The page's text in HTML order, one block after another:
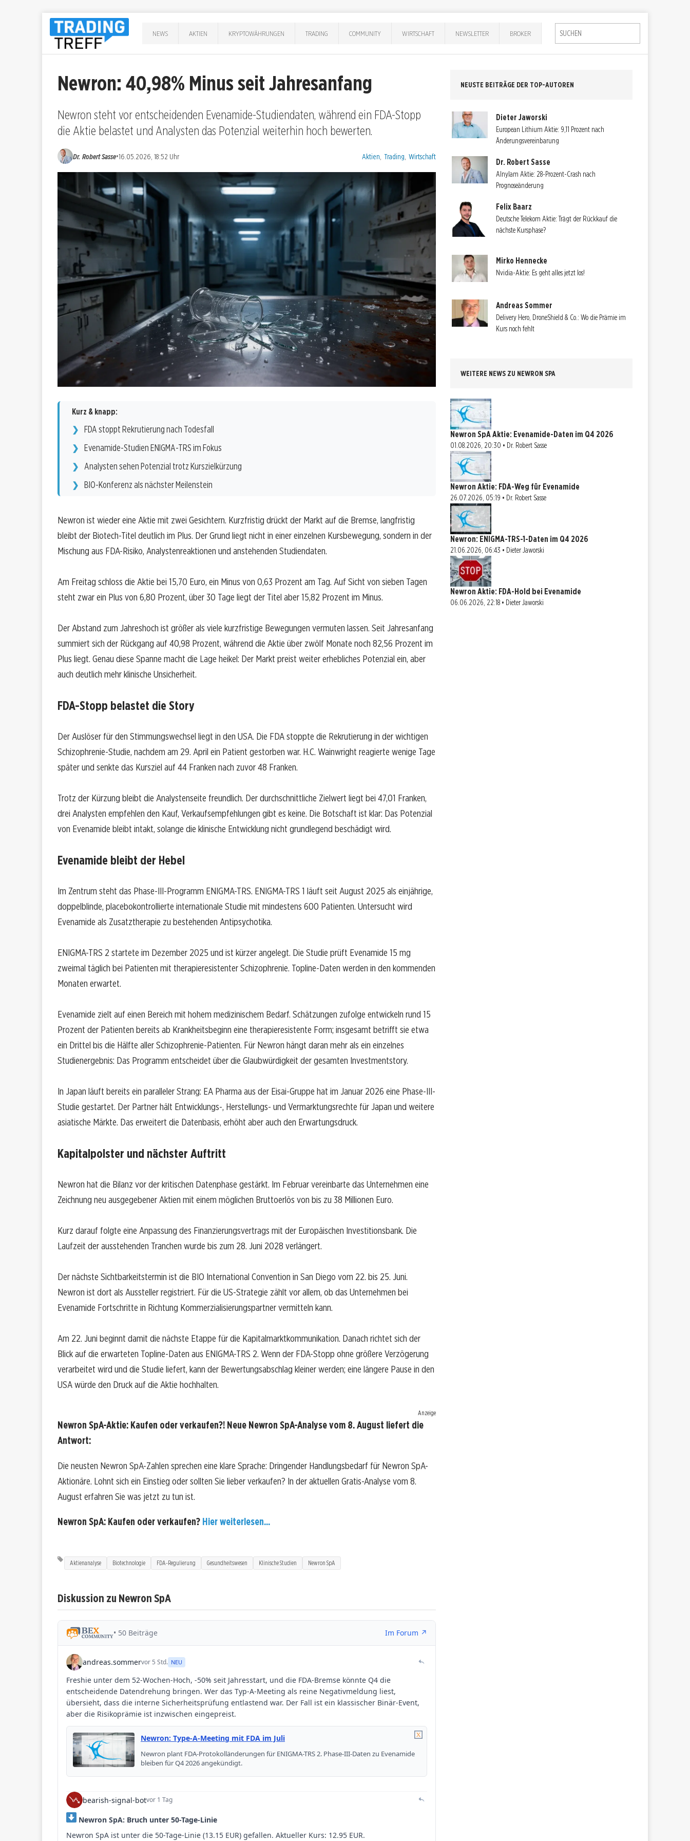
NEWS AKTIEN KRYPTOWÄHRUNGEN TRADING COMMUNITY WIRTSCHAFT NEWSLETTER BROKER
Newron: 40,98% Minus seit Jahresanfang
Newron steht vor entscheidenden Evenamide-Studiendaten, während ein FDA-Stopp
die Aktie belastet und Analysten das Potenzial weiterhin hoch bewerten.
Dr. Robert Sasse•16.05.2026, 18:52 Uhr Kategorien:
Aktien Trading Wirtschaft
Kurz & knapp:
FDA stoppt Rekrutierung nach Todesfall
Evenamide-Studien ENIGMA-TRS im Fokus
Analysten sehen Potenzial trotz Kurszielkürzung
BIO-Konferenz als nächster Meilenstein
Newron ist wieder eine Aktie mit zwei Gesichtern. Kurzfristig drückt der Markt auf die Bremse, langfristig
bleibt der Biotech-Titel deutlich im Plus. Der Grund liegt nicht in einer einzelnen Kursbewegung, sondern in der
Mischung aus FDA-Risiko, Analystenreaktionen und anstehenden Studiendaten.
Am Freitag schloss die Aktie bei 15,70 Euro, ein Minus von 0,63 Prozent am Tag. Auf Sicht von sieben Tagen
steht zwar ein Plus von 6,80 Prozent, über 30 Tage liegt der Titel aber 15,82 Prozent im Minus.
Der Abstand zum Jahreshoch ist größer als viele kurzfristige Bewegungen vermuten lassen. Seit Jahresanfang
summiert sich der Rückgang auf 40,98 Prozent, während die Aktie über zwölf Monate noch 82,56 Prozent im
Plus liegt. Genau diese Spanne macht die Lage heikel: Der Markt preist weiter erhebliches Potenzial ein, aber
auch deutlich mehr klinische Unsicherheit.
FDA-Stopp belastet die Story
Der Auslöser für den Stimmungswechsel liegt in den USA. Die FDA stoppte die Rekrutierung in der wichtigen
Schizophrenie-Studie, nachdem am 29. April ein Patient gestorben war. H.C. Wainwright reagierte wenige Tage
später und senkte das Kursziel auf 44 Franken nach zuvor 48 Franken.
Trotz der Kürzung bleibt die Analystenseite freundlich. Der durchschnittliche Zielwert liegt bei 47,01 Franken,
drei Analysten empfehlen den Kauf, Verkaufsempfehlungen gibt es keine. Die Botschaft ist klar: Das Potenzial
von Evenamide bleibt intakt, solange die klinische Entwicklung nicht grundlegend beschädigt wird.
Evenamide bleibt der Hebel
Im Zentrum steht das Phase-III-Programm ENIGMA-TRS. ENIGMA-TRS 1 läuft seit August 2025 als einjährige,
doppelblinde, placebokontrollierte internationale Studie mit mindestens 600 Patienten. Untersucht wird
Evenamide als Zusatztherapie zu bestehenden Antipsychotika.
ENIGMA-TRS 2 startete im Dezember 2025 und ist kürzer angelegt. Die Studie prüft Evenamide 15 mg
zweimal täglich bei Patienten mit therapieresistenter Schizophrenie. Topline-Daten werden in den kommenden
Monaten erwartet.
Evenamide zielt auf einen Bereich mit hohem medizinischem Bedarf. Schätzungen zufolge entwickeln rund 15
Prozent der Patienten bereits ab Krankheitsbeginn eine therapieresistente Form; insgesamt betrifft sie etwa
ein Drittel bis die Hälfte aller Schizophrenie-Patienten. Für Newron hängt daran mehr als ein einzelnes
Studienergebnis: Das Programm entscheidet über die Glaubwürdigkeit der gesamten Investmentstory.
In Japan läuft bereits ein paralleler Strang: EA Pharma aus der Eisai-Gruppe hat im Januar 2026 eine Phase-III-
Studie gestartet. Der Partner hält Entwicklungs-, Herstellungs- und Vermarktungsrechte für Japan und weitere
asiatische Märkte. Das erweitert die Datenbasis, erhöht aber auch den Erwartungsdruck.
Kapitalpolster und nächster Auftritt
Newron hat die Bilanz vor der kritischen Datenphase gestärkt. Im Februar vereinbarte das Unternehmen eine
Zeichnung neu ausgegebener Aktien mit einem möglichen Bruttoerlös von bis zu 38 Millionen Euro.
Kurz darauf folgte eine Anpassung des Finanzierungsvertrags mit der Europäischen Investitionsbank. Die
Laufzeit der ausstehenden Tranchen wurde bis zum 28. Juni 2028 verlängert.
Der nächste Sichtbarkeitstermin ist die BIO International Convention in San Diego vom 22. bis 25. Juni.
Newron ist dort als Aussteller registriert. Für die US-Strategie zählt vor allem, ob das Unternehmen bei
Evenamide Fortschritte in Richtung Kommerzialisierungspartner vermitteln kann.
Am 22. Juni beginnt damit die nächste Etappe für die Kapitalmarktkommunikation. Danach richtet sich der
Blick auf die erwarteten Topline-Daten aus ENIGMA-TRS 2. Wenn der FDA-Stopp ohne größere Verzögerung
verarbeitet wird und die Studie liefert, kann der Bewertungsabschlag kleiner werden; eine längere Pause in den
USA würde den Druck auf die Aktie hochhalten.
Anzeige
Newron SpA-Aktie: Kaufen oder verkaufen?! Neue Newron SpA-Analyse vom 8. August liefert die
Antwort:
Die neusten Newron SpA-Zahlen sprechen eine klare Sprache: Dringender Handlungsbedarf für Newron SpA-
Aktionäre. Lohnt sich ein Einstieg oder sollten Sie lieber verkaufen? In der aktuellen Gratis-Analyse vom 8.
August erfahren Sie was jetzt zu tun ist.
Newron SpA: Kaufen oder verkaufen? Hier weiterlesen...
Aktienanalyse Biotechnologie FDA-Regulierung Gesundheitswesen Klinische Studien Newron SpA
Diskussion zu Newron SpA
NEUSTE BEITRÄGE DER TOP-AUTOREN
Dieter Jaworski
European Lithium Aktie: 9,11 Prozent nach
Änderungsvereinbarung
Dr. Robert Sasse
Alnylam Aktie: 28-Prozent-Crash nach
Prognoseänderung
Felix Baarz
Deutsche Telekom Aktie: Trägt der Rückkauf die
nächste Kursphase?
Mirko Hennecke
Nvidia-Aktie: Es geht alles jetzt los!
Andreas Sommer
Delivery Hero, DroneShield & Co.: Wo die Prämie im
Kurs noch fehlt
WEITERE NEWS ZU NEWRON SPA
Newron SpA Aktie: Evenamide-Daten im Q4 2026
01.08.2026, 20:30 • Dr. Robert Sasse
Newron Aktie: FDA-Weg für Evenamide
26.07.2026, 05:19 • Dr. Robert Sasse
Newron: ENIGMA-TRS-1-Daten im Q4 2026
21.06.2026, 06:43 • Dieter Jaworski
Newron Aktie: FDA-Hold bei Evenamide
06.06.2026, 22:18 • Dieter Jaworski